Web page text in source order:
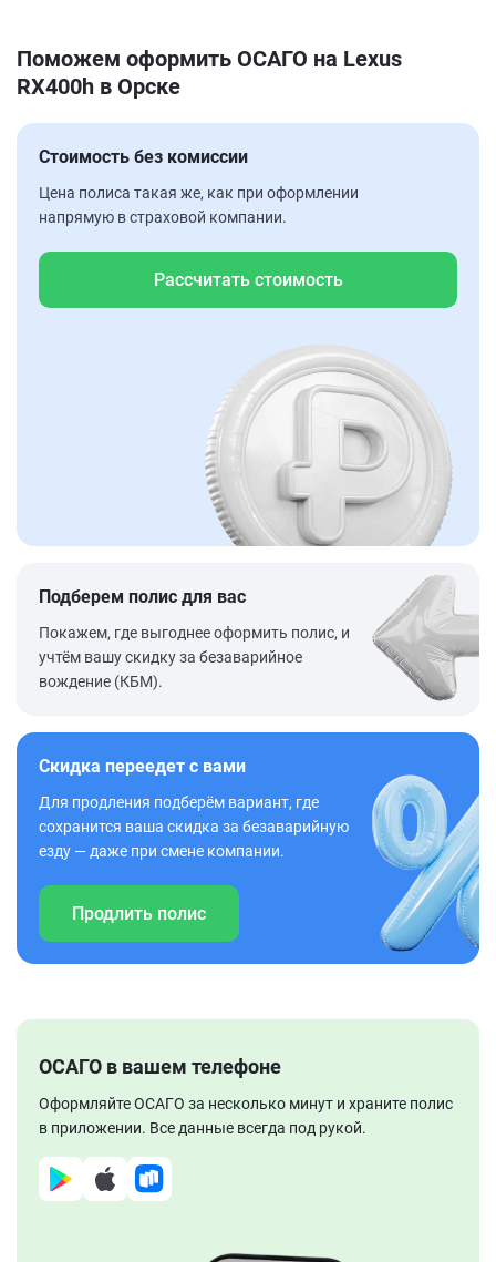
Поможем оформить ОСАГО на Lexus
RX400h в Орске
Стоимость без комиссии
Цена полиса такая же, как при оформлении
напрямую в страховой компании.
Рассчитать стоимость
Подберем полис для вас
Покажем, где выгоднее оформить полис, и
учтём вашу скидку за безаварийное
вождение (КБМ).
Скидка переедет с вами
Для продления подберём вариант, где
сохранится ваша скидка за безаварийную
езду — даже при смене компании.
Продлить полис
ОСАГО в вашем телефоне
Оформляйте ОСАГО за несколько минут и храните полис
в приложении. Все данные всегда под рукой.